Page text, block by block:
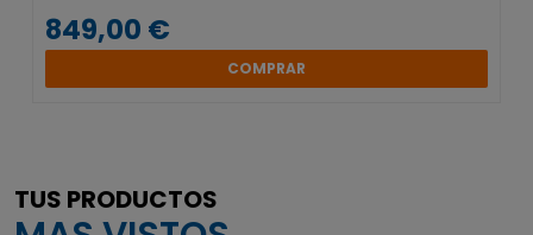
849,00 €
COMPRAR
TUS PRODUCTOS